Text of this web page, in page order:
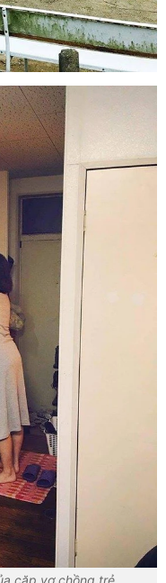
cặp vợ chồng trẻ.